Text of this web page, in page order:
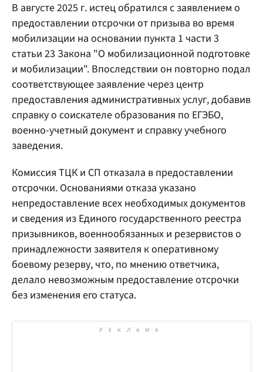
В августе 2025 г. истец обратился с заявлением о
предоставлении отсрочки от призыва во время
мобилизации на основании пункта 1 части 3
статьи 23 Закона "О мобилизационной подготовке
и мобилизации". Впоследствии он повторно подал
соответствующее заявление через центр
предоставления административных услуг, добавив
справку о соискателе образования по ЕГЭБО,
военно-учетный документ и справку учебного
заведения.
Комиссия ТЦК и СП отказала в предоставлении
отсрочки. Основаниями отказа указано
непредоставление всех необходимых документов
и сведения из Единого государственного реестра
призывников, военнообязанных и резервистов о
принадлежности заявителя к оперативному
боевому резерву, что, по мнению ответчика,
делало невозможным предоставление отсрочки
без изменения его статуса.